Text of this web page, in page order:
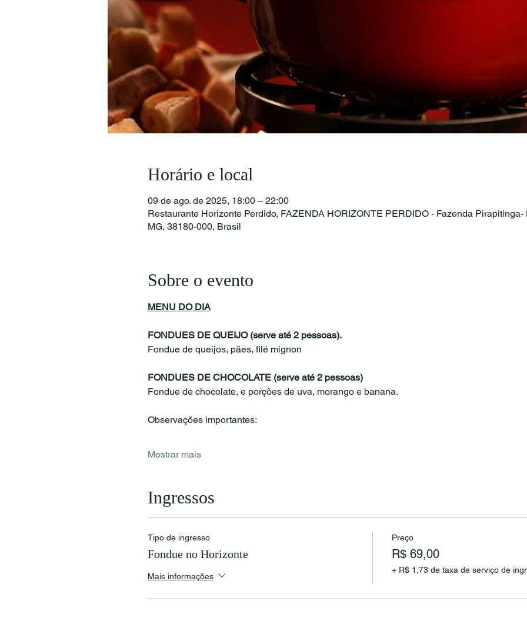
Horário e local
09 de ago. de 2025, 18:00 – 22:00
Restaurante Horizonte Perdido, FAZENDA HORIZONTE PERDIDO - Fazenda Pirapitinga-
MG, 38180-000, Brasil
Sobre o evento
MENU DO DIA
FONDUES DE QUEIJO (serve até 2 pessoas).
Fondue de queijos, pães, filé mignon
FONDUES DE CHOCOLATE (serve até 2 pessoas)
Fondue de chocolate, e porções de uva, morango e banana.
Observações importantes:
Mostrar mais
Ingressos
Tipo de ingresso
Fondue no Horizonte
Mais informações
Preço
R$ 69,00
+ R$ 1,73 de taxa de serviço de